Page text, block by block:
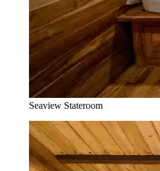
Seaview Stateroom